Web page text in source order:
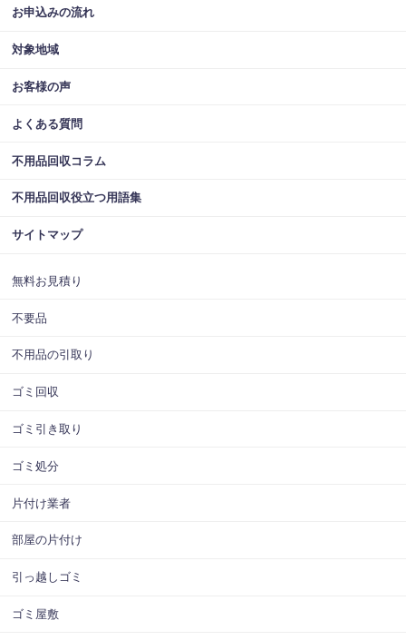
お申込みの流れ
対象地域
お客様の声
よくある質問
不用品回収コラム
不用品回収役立つ用語集
サイトマップ
無料お見積り
不要品
不用品の引取り
ゴミ回収
ゴミ引き取り
ゴミ処分
片付け業者
部屋の片付け
引っ越しゴミ
ゴミ屋敷